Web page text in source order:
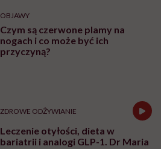
OBJAWY
Czym są czerwone plamy na
nogach i co może być ich
przyczyną?
ZDROWE ODŻYWIANIE
Leczenie otyłości, dieta w
bariatrii i analogi GLP-1. Dr Maria